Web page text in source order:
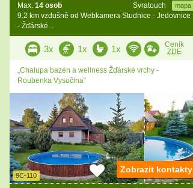
Svratouch mapa
Max. 14 osob
9.2 km vzdušně od Webkamera Studnice - Jedovnice
- Žďárské...
3x 1x 1x
Ceník
ZDE
„Chalupa bazén a wellness Žďárské vrchy -
Roubenka Vysočina“
9C-110
Zobrazit kontakty